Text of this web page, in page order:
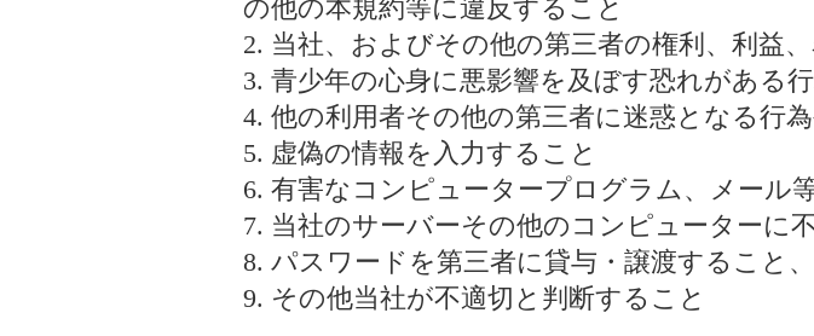
の他の本規約等に違反すること
2. 当社、およびその他の第三者の権利、利益
3. 青少年の心身に悪影響を及ぼす恐れがある
4. 他の利用者その他の第三者に迷惑となる行
5. 虚偽の情報を入力すること
6. 有害なコンピュータープログラム、メール
7. 当社のサーバーその他のコンピューターに
8. パスワードを第三者に貸与・譲渡すること
9. その他当社が不適切と判断すること